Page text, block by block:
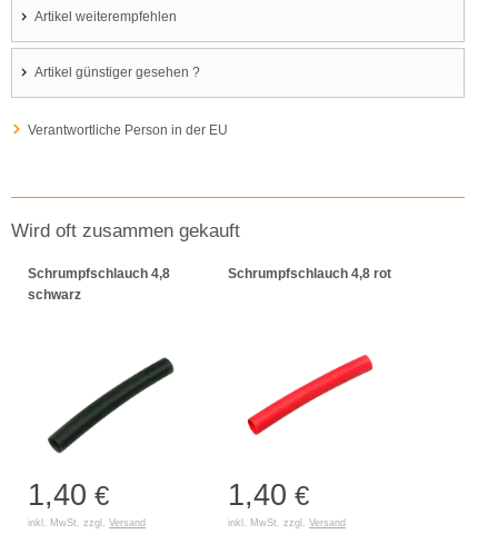
Artikel weiterempfehlen
Artikel günstiger gesehen ?
Verantwortliche Person in der EU
Wird oft zusammen gekauft
Schrumpfschlauch 4,8
schwarz
1,40 €
inkl. MwSt. zzgl. Versand
Schrumpfschlauch 4,8 rot
1,40 €
inkl. MwSt. zzgl. Versand